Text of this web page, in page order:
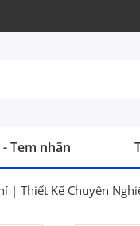
Tem nhãn
| Thiết Kế Chuyên